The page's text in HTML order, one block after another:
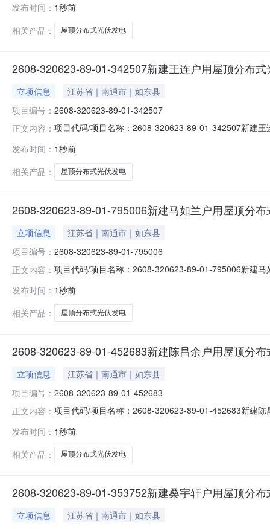
发布时间： 1秒前
相关产品：
屋顶分布式光伏发电
2608-320623-89-01-342507新建王连户用屋顶分布
立项信息
江苏省｜南通市｜如东县
项目编号： 2608-320623-89-01-342507
正文内容： 项目代码/项目名称：2608-320623-89-01-342507新建
发布时间： 1秒前
相关产品：
屋顶分布式光伏发电
2608-320623-89-01-795006新建马如兰户用屋顶分
立项信息
江苏省｜南通市｜如东县
项目编号： 2608-320623-89-01-795006
正文内容： 项目代码/项目名称：2608-320623-89-01-795006新建
发布时间： 1秒前
相关产品：
屋顶分布式光伏发电
2608-320623-89-01-452683新建陈昌余户用屋顶分
立项信息
江苏省｜南通市｜如东县
项目编号： 2608-320623-89-01-452683
正文内容： 项目代码/项目名称：2608-320623-89-01-452683新建
发布时间： 1秒前
相关产品：
屋顶分布式光伏发电
2608-320623-89-01-353752新建桑宇轩户用屋顶分
立项信息
江苏省｜南通市｜如东县